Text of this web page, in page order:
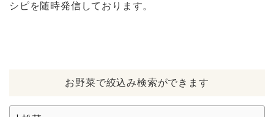
シピを随時発信しております。
お野菜で絞込み検索ができます